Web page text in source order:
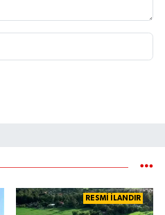
RESMİ İLANDIR